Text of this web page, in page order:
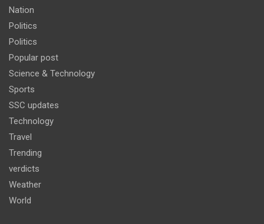
Nation
Politics
Politics
Popular post
Science & Technology
Sports
SSC updates
Technology
Travel
Trending
verdicts
Weather
World